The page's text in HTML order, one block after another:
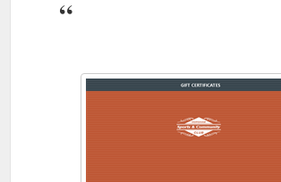
https://www.hscc.org.au/individual-sponsorship/
Responsible Gaming - Horsham Sports
Tipping; Club in the Community;
About Us; Search for: Responsible Gaming.
Play It Safe . The Club would like you to have